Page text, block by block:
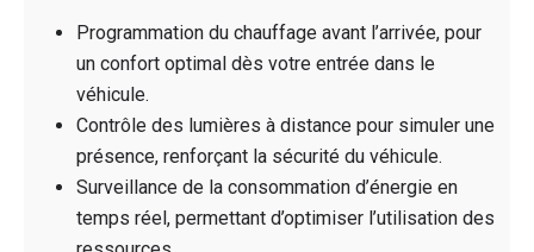
Programmation du chauffage avant l’arrivée, pour
un confort optimal dès votre entrée dans le
véhicule.
Contrôle des lumières à distance pour simuler une
présence, renforçant la sécurité du véhicule.
Surveillance de la consommation d’énergie en
temps réel, permettant d’optimiser l’utilisation des